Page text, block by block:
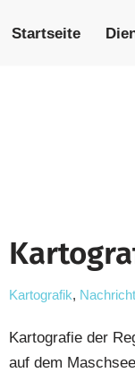
Startseite
Kartografik,
Kartografie der
auf dem